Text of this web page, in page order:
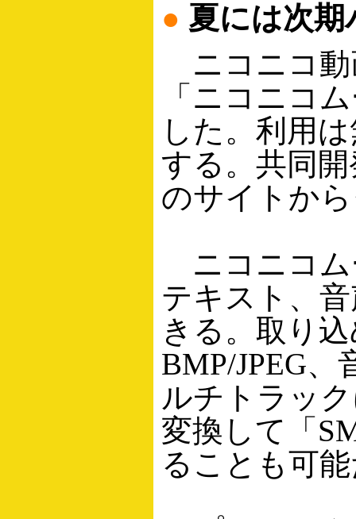
● 夏には次期
ニコニコ動
「ニコニコ
した。利用
する。共同
のサイトか
ニコニコム
テキスト、
きる。取り
BMP/JPEG
ルチトラッ
変換して「
ることも可